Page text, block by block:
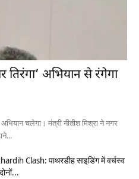
तिरंगा’ अभियान से रंगेगा
चलेगा। मंत्री नीतीश मिश्रा ने नगर
Clash: पाथरडीह साइडिंग में वर्चस्व